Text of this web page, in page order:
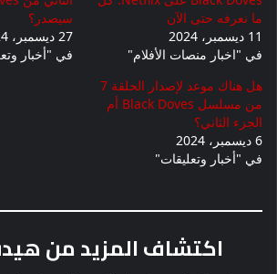
ما نعرفه حتى الآن
11 ديسمبر، 2024
في "اخبار منصات الأفلام"
سيصدر؟
27 ديسمبر، 2024
في "أخبار
هل هناك موعد لإصدار الحلقة 7
من مسلسل Black Doves أم
الجزء الثاني؟
6 ديسمبر، 2024
في "أخبار وتعليقات"
اكتشاف المزيد من